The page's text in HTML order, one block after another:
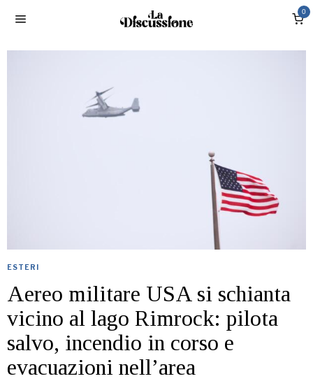
0
ESTERI
Aereo militare USA si schianta
vicino al lago Rimrock: pilota
salvo, incendio in corso e
evacuazioni nell’area